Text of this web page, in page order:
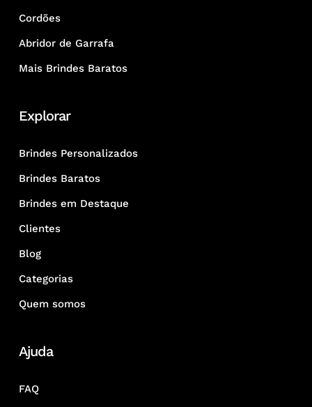
Cordões
Abridor de Garrafa
Mais Brindes Baratos
Explorar
Brindes Personalizados
Brindes Baratos
Brindes em Destaque
Clientes
Blog
Categorias
Quem somos
Ajuda
FAQ